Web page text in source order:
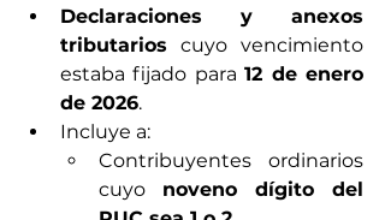
Declaraciones y anexos
tributarios cuyo vencimiento
estaba fijado para 12 de enero
de 2026.
Incluye a:
Contribuyentes ordinarios
cuyo noveno dígito del